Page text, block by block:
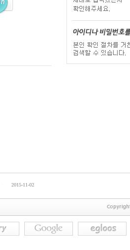
2015-11-02